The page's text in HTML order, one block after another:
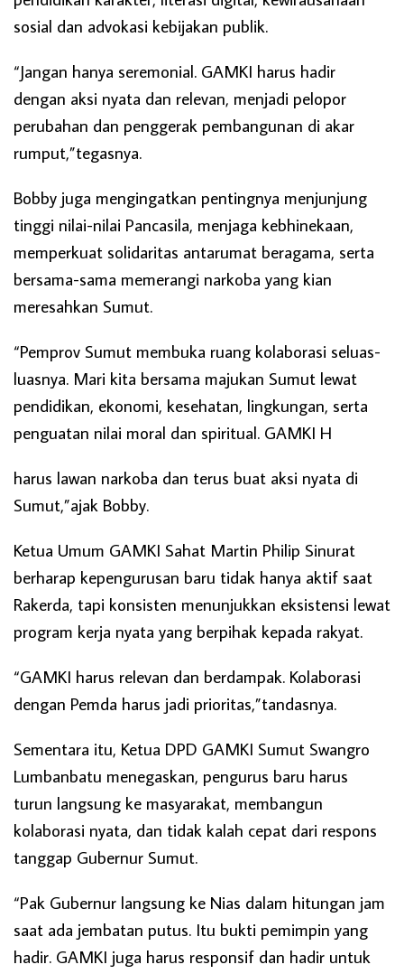
sosial dan advokasi kebijakan publik.
“Jangan hanya seremonial. GAMKI harus hadir
dengan aksi nyata dan relevan, menjadi pelopor
perubahan dan penggerak pembangunan di akar
rumput,”tegasnya.
Bobby juga mengingatkan pentingnya menjunjung
tinggi nilai-nilai Pancasila, menjaga kebhinekaan,
memperkuat solidaritas antarumat beragama, serta
bersama-sama memerangi narkoba yang kian
meresahkan Sumut.
“Pemprov Sumut membuka ruang kolaborasi seluas-
luasnya. Mari kita bersama majukan Sumut lewat
pendidikan, ekonomi, kesehatan, lingkungan, serta
penguatan nilai moral dan spiritual. GAMKI H
harus lawan narkoba dan terus buat aksi nyata di
Sumut,”ajak Bobby.
Ketua Umum GAMKI Sahat Martin Philip Sinurat
berharap kepengurusan baru tidak hanya aktif saat
Rakerda, tapi konsisten menunjukkan eksistensi lewat
program kerja nyata yang berpihak kepada rakyat.
“GAMKI harus relevan dan berdampak. Kolaborasi
dengan Pemda harus jadi prioritas,”tandasnya.
Sementara itu, Ketua DPD GAMKI Sumut Swangro
Lumbanbatu menegaskan, pengurus baru harus
turun langsung ke masyarakat, membangun
kolaborasi nyata, dan tidak kalah cepat dari respons
tanggap Gubernur Sumut.
“Pak Gubernur langsung ke Nias dalam hitungan jam
saat ada jembatan putus. Itu bukti pemimpin yang
hadir. GAMKI juga harus responsif dan hadir untuk